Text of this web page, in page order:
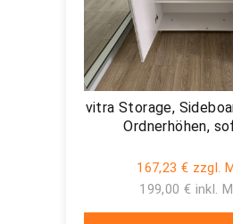
vitra Storage,
Ordnerhöhen,
167,23 € zzgl.
199,00 € inkl.